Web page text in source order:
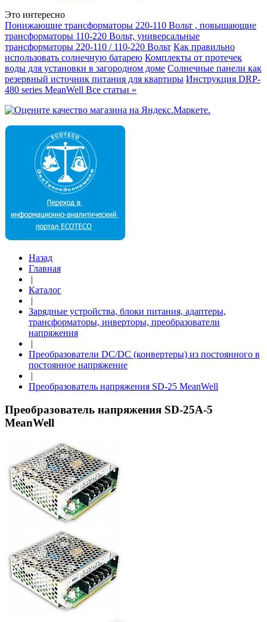
Это интересно
Понижающие трансформаторы 220-110 Вольт , повышающие
трансформаторы 110-220 Вольт, универсальные
трансформаторы 220-110 / 110-220 Вольт Как правильно
использовать солнечную батарею Комплекты от протечек
воды для установки в загородном доме Солнечные панели как
резервный источник питания для квартиры Инструкция DRP-
480 series MeanWell Все статьи »
Назад
Главная
|
Каталог
|
Зарядные устройства, блоки питания, адаптеры,
трансформаторы, инверторы, преобразователи
напряжения
|
Преобразователи DC/DC (конвертеры) из постоянного в
постоянное напряжение
|
Преобразователь напряжения SD-25 MeanWell
Преобразователь напряжения SD-25A-5
MeanWell